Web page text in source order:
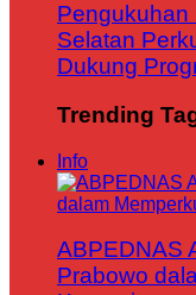
Pengukuhan
Selatan
Dukung
Trending
Info
ABPEDNAS
Prabowo